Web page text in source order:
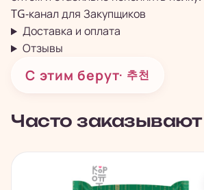
TG-канал для Закупщиков
Доставка и оплата
Отзывы
С этим берут· 추천
Часто